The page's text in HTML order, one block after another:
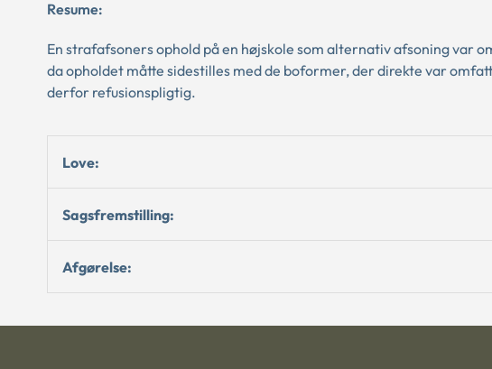
Resume:
En strafafsoners ophold på en højskole som alternativ afsoning var
da opholdet måtte sidestilles med de boformer, der direkte var
derfor refusionspligtig.
Love:
Sagsfremstilling:
Afgørelse: